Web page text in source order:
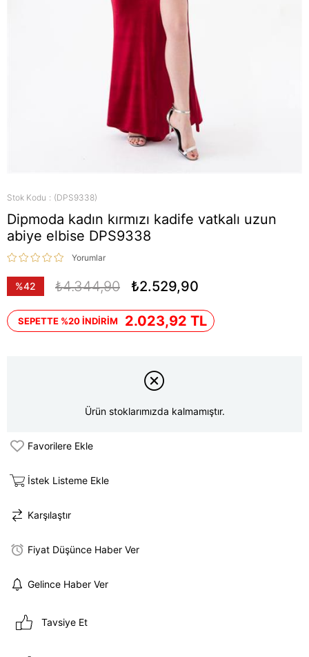
Stok Kodu (DPS9338)
Dipmoda kadın kırmızı kadife vatkalı uzun
abiye elbise DPS9338
Yorumlar
%42
₺4.344,90 ₺2.529,90
SEPETTE %20 İNDİRİM 2.023,92 TL
Ürün stoklarımızda kalmamıştır.
Favorilere Ekle
İstek Listeme Ekle
Karşılaştır
Fiyat Düşünce Haber Ver
Gelince Haber Ver
Tavsiye Et